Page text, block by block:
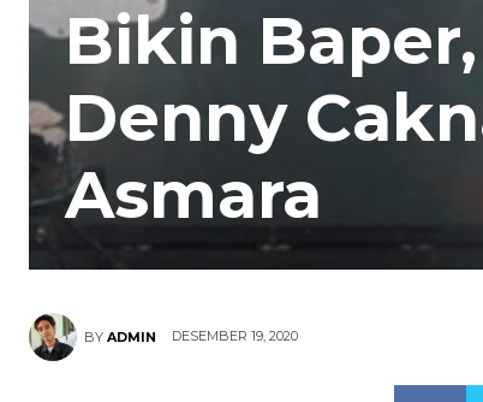
Bikin
Denny
Asmara
BY ADMIN DESEMBER 19, 2020